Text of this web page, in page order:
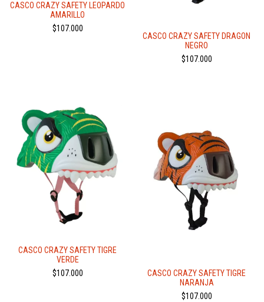
CASCO CRAZY SAFETY LEOPARDO
AMARILLO
$107.000
CASCO CRAZY SAFETY DRAGON
NEGRO
$107.000
CASCO CRAZY SAFETY TIGRE
VERDE
$107.000
CASCO CRAZY SAFETY TIGRE
NARANJA
$107.000